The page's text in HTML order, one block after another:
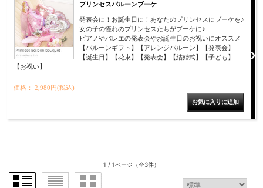
プリンセスバルーンブーケ
発表会に！お誕生日に！あなたのプリンセスにブーケを♪
女の子の憧れのプリンセスたちがブーケに♪
ピアノやバレエの発表会やお誕生日のお祝いにオススメ
【バルーンギフト】【アレンジバルーン】【発表会】
【誕生日】【花束】【発表会】【結婚式】【子ども】
【お祝い】
価格： 2,980円(税込)
1 / 1ページ （全3件）